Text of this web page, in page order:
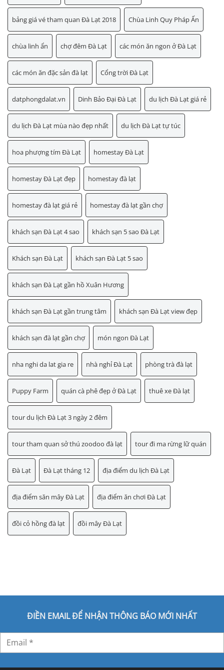
bảng giá vé tham quan Đà Lạt 2018 Chùa Linh Quy Pháp Ấn
chùa linh ẩn chợ đêm Đà Lạt các món ăn ngon ở Đà Lạt
các món ăn đặc sản đà lạt Cổng trời Đà Lạt
datphongdalat.vn Dinh Bảo Đại Đà Lạt du lịch Đà Lạt giá rẻ
du lịch Đà Lạt mùa nào đẹp nhất du lịch Đà Lạt tự túc
hoa phượng tím Đà Lạt homestay Đà Lạt
homestay Đà Lạt đẹp homestay đà lạt
homestay đà lạt giá rẻ homestay đà lạt gần chợ
khách sạn Đà Lạt 4 sao khách sạn 5 sao Đà Lạt
Khách sạn Đà Lạt khách sạn Đà Lạt 5 sao
khách sạn Đà Lạt gần hồ Xuân Hương
khách sạn Đà Lạt gần trung tâm khách sạn Đà Lạt view đẹp
khách sạn đà lạt gần chợ món ngon Đà Lạt
nha nghi da lat gia re nhà nghỉ Đà Lạt phòng trà đà lạt
Puppy Farm quán cà phê đẹp ở Đà Lạt thuê xe Đà lạt
tour du lịch Đà Lạt 3 ngày 2 đêm
tour tham quan sở thú zoodoo đà lạt tour đi ma rừng lữ quán
Đà Lạt Đà Lạt tháng 12 địa điểm du lịch Đà Lạt
địa điểm săn mây Đà Lạt địa điểm ăn chơi Đà Lạt
đồi cỏ hồng đà lạt đồi mây Đà Lạt
ĐIỀN EMAIL ĐỂ NHẬN THÔNG BÁO MỚI NHẤT